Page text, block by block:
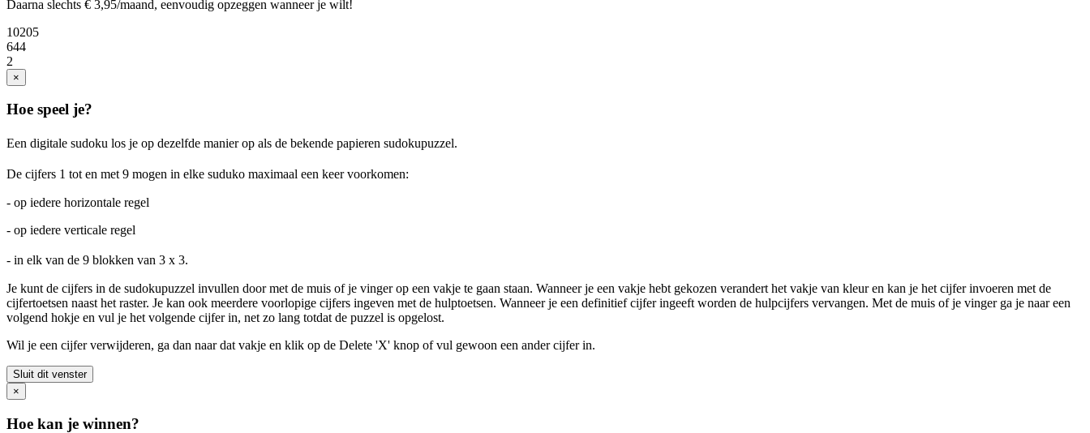
Daarna slechts € 3,95/maand, eenvoudig opzeggen wanneer je wilt!
10205
644
2
×
Hoe speel je?
Een digitale sudoku los je op dezelfde manier op als de bekende papieren sudokupuzzel.
De cijfers 1 tot en met 9 mogen in elke suduko maximaal een keer voorkomen:
- op iedere horizontale regel
- op iedere verticale regel
- in elk van de 9 blokken van 3 x 3.
Je kunt de cijfers in de sudokupuzzel invullen door met de muis of je vinger op een vakje te gaan staan. Wanneer je een vakje hebt gekozen verandert het vakje van kleur en kan je het cijfer invoeren met de
cijfertoetsen naast het raster. Je kan ook meerdere voorlopige cijfers ingeven met de hulptoetsen. Wanneer je een definitief cijfer ingeeft worden de hulpcijfers vervangen. Met de muis of je vinger ga je naar een
volgend hokje en vul je het volgende cijfer in, net zo lang totdat de puzzel is opgelost.
Wil je een cijfer verwijderen, ga dan naar dat vakje en klik op de Delete 'X' knop of vul gewoon een ander cijfer in.
Sluit dit venster
×
Hoe kan je winnen?